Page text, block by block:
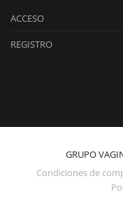
ACCESO
REGISTRO
GRUPO
Condiciones de